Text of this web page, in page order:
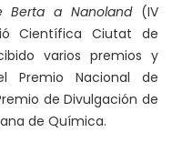
Berta a Nanoland(IV
Científica Ciutat de
varios premios y
Premio Nacional de
de Divulgación de
de Química.